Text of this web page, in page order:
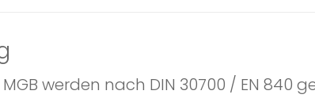
werden nach DIN 30700 / EN 840